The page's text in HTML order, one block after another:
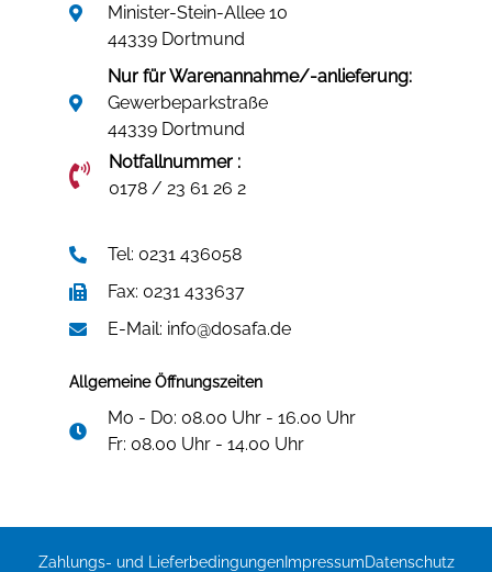
Minister-Stein-Allee 10
44339 Dortmund
Nur für Warenannahme/-anlieferung:
Gewerbeparkstraße
44339 Dortmund
Notfallnummer :
0178 / 23 61 26 2
Tel: 0231 436058
Fax: 0231 433637
E-Mail: info@dosafa.de
Allgemeine Öffnungszeiten
Mo - Do: 08.00 Uhr - 16.00 Uhr
Fr: 08.00 Uhr - 14.00 Uhr
Zahlungs- und LieferbedingungenImpressumDatenschutz